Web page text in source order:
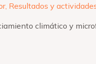
, Resultados y
climático y